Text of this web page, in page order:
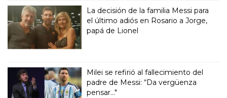
La decisión de la familia Messi para
el último adiós en Rosario a Jorge,
papá de Lionel
Milei se refirió al fallecimiento del
padre de Messi: “Da vergüenza
pensar..."